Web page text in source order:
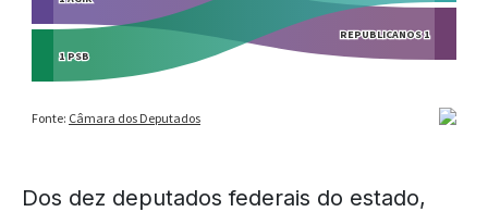
Dos dez deputados federais do estado,